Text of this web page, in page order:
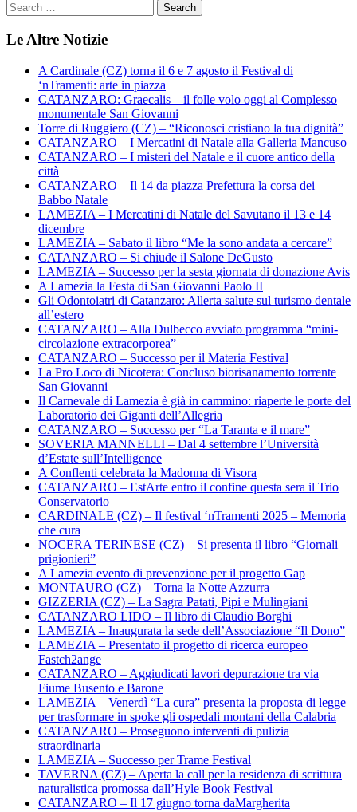
Le Altre Notizie
A Cardinale (CZ) torna il 6 e 7 agosto il Festival di
‘nTramenti: arte in piazza
CATANZARO: Graecalis – il folle volo oggi al Complesso
monumentale San Giovanni
Torre di Ruggiero (CZ) – “Riconosci cristiano la tua dignità”
CATANZARO – I Mercatini di Natale alla Galleria Mancuso
CATANZARO – I misteri del Natale e il cuore antico della
città
CATANZARO – Il 14 da piazza Prefettura la corsa dei
Babbo Natale
LAMEZIA – I Mercatini di Natale del Savutano il 13 e 14
dicembre
LAMEZIA – Sabato il libro “Me la sono andata a cercare”
CATANZARO – Si chiude il Salone DeGusto
LAMEZIA – Successo per la sesta giornata di donazione Avis
A Lamezia la Festa di San Giovanni Paolo II
Gli Odontoiatri di Catanzaro: Allerta salute sul turismo dentale
all’estero
CATANZARO – Alla Dulbecco avviato programma “mini-
circolazione extracorporea”
CATANZARO – Successo per il Materia Festival
La Pro Loco di Nicotera: Concluso biorisanamento torrente
San Giovanni
Il Carnevale di Lamezia è già in cammino: riaperte le porte del
Laboratorio dei Giganti dell’Allegria
CATANZARO – Successo per “La Taranta e il mare”
SOVERIA MANNELLI – Dal 4 settembre l’Università
d’Estate sull’Intelligence
A Conflenti celebrata la Madonna di Visora
CATANZARO – EstArte entro il confine questa sera il Trio
Conservatorio
CARDINALE (CZ) – Il festival ‘nTramenti 2025 – Memoria
che cura
NOCERA TERINESE (CZ) – Si presenta il libro “Giornali
prigionieri”
A Lamezia evento di prevenzione per il progetto Gap
MONTAURO (CZ) – Torna la Notte Azzurra
GIZZERIA (CZ) – La Sagra Patati, Pipi e Mulingiani
CATANZARO LIDO – Il libro di Claudio Borghi
LAMEZIA – Inaugurata la sede dell’Associazione “Il Dono”
LAMEZIA – Presentato il progetto di ricerca europeo
Fastch2ange
CATANZARO – Aggiudicati lavori depurazione tra via
Fiume Busento e Barone
LAMEZIA – Venerdì “La cura” presenta la proposta di legge
per trasformare in spoke gli ospedali montani della Calabria
CATANZARO – Proseguono interventi di pulizia
straordinaria
LAMEZIA – Successo per Trame Festival
TAVERNA (CZ) – Aperta la call per la residenza di scrittura
naturalistica promossa dall’Hyle Book Festival
CATANZARO – Il 17 giugno torna daMargherita